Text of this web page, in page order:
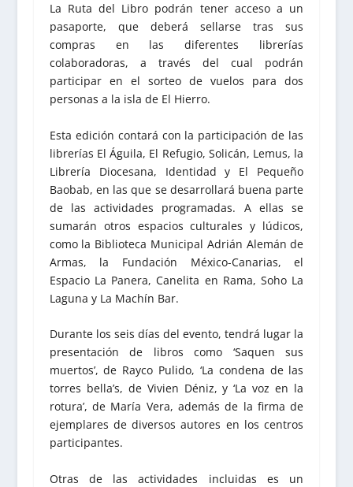
La Ruta del Libro podrán tener acceso a un
pasaporte, que deberá sellarse tras sus
compras en las diferentes librerías
colaboradoras, a través del cual podrán
participar en el sorteo de vuelos para dos
personas a la isla de El Hierro.
Esta edición contará con la participación de las
librerías El Águila, El Refugio, Solicán, Lemus, la
Librería Diocesana, Identidad y El Pequeño
Baobab, en las que se desarrollará buena parte
de las actividades programadas. A ellas se
sumarán otros espacios culturales y lúdicos,
como la Biblioteca Municipal Adrián Alemán de
Armas, la Fundación México-Canarias, el
Espacio La Panera, Canelita en Rama, Soho La
Laguna y La Machín Bar.
Durante los seis días del evento, tendrá lugar la
presentación de libros como ‘Saquen sus
muertos’, de Rayco Pulido, ‘La condena de las
torres bella’s, de Vivien Déniz, y ‘La voz en la
rotura’, de María Vera, además de la firma de
ejemplares de diversos autores en los centros
participantes.
Otras de las actividades incluidas es un